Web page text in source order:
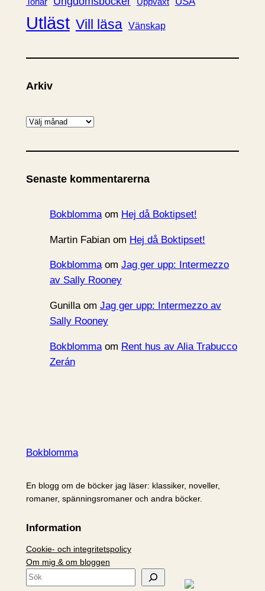
Utläst Vill läsa Vänskap
Arkiv
A
k
v
Senaste kommentarerna
Bokblommaom Hej då Boktipset!
Martin Fabianom Hej då Boktipset!
Bokblommaom Jag ger upp: Intermezzo
av Sally Rooney
Gunillaom Jag ger upp: Intermezzo av
Sally Rooney
Bokblommaom Rent hus av Alia Trabucco
Zerán
Bokblomma
En blogg om de böcker jag läser: klassiker, noveller,
romaner, spänningsromaner och andra böcker.
Information
Cookie- och integritetspolicy
Om mig & om bloggen
S